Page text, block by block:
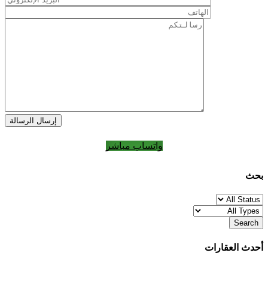
إرسال الرسالة
واتساب مباشر
بحث
Search
أحدث العقارات